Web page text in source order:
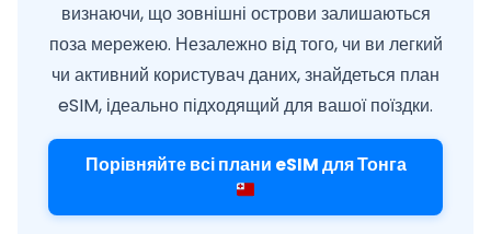
визнаючи, що зовнішні острови залишаються
поза мережею. Незалежно від того, чи ви легкий
чи активний користувач даних, знайдеться план
eSIM, ідеально підходящий для вашої поїздки.
Порівняйте всі плани eSIM для Тонга